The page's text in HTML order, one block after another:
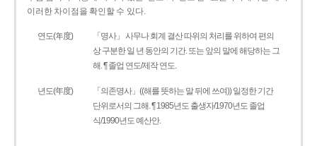
이러한 차이점을 확인할 수 있다.
연도(年度)
「명사」 사무나 회계 결산 따위의 처리를 위하여 편의
상 구분한 일 년 동안의 기간. 또는 앞의 말에 해당하는 그
해. ¶ 졸업 연도/제작 연도.
년도(年度)
「의존명사」((해를 뜻하는 말 뒤에 쓰여)) 일정한 기간
단위로서의 그해. ¶ 1985년도 출생자/1970년도 졸업
식/1990년도 예산안.